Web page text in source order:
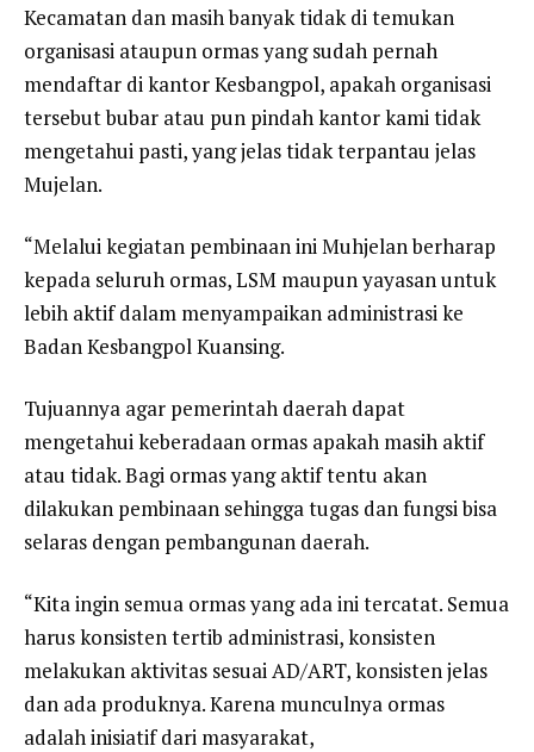
Kecamatan dan masih banyak tidak di temukan
organisasi ataupun ormas yang sudah pernah
mendaftar di kantor Kesbangpol, apakah organisasi
tersebut bubar atau pun pindah kantor kami tidak
mengetahui pasti, yang jelas tidak terpantau jelas
Mujelan.
“Melalui kegiatan pembinaan ini Muhjelan berharap
kepada seluruh ormas, LSM maupun yayasan untuk
lebih aktif dalam menyampaikan administrasi ke
Badan Kesbangpol Kuansing.
Tujuannya agar pemerintah daerah dapat
mengetahui keberadaan ormas apakah masih aktif
atau tidak. Bagi ormas yang aktif tentu akan
dilakukan pembinaan sehingga tugas dan fungsi bisa
selaras dengan pembangunan daerah.
“Kita ingin semua ormas yang ada ini tercatat. Semua
harus konsisten tertib administrasi, konsisten
melakukan aktivitas sesuai AD/ART, konsisten jelas
dan ada produknya. Karena munculnya ormas
adalah inisiatif dari masyarakat,